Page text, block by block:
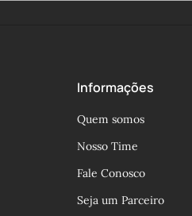
Informações
Quem somos
Nosso Time
Fale Conosco
Seja um Parceiro